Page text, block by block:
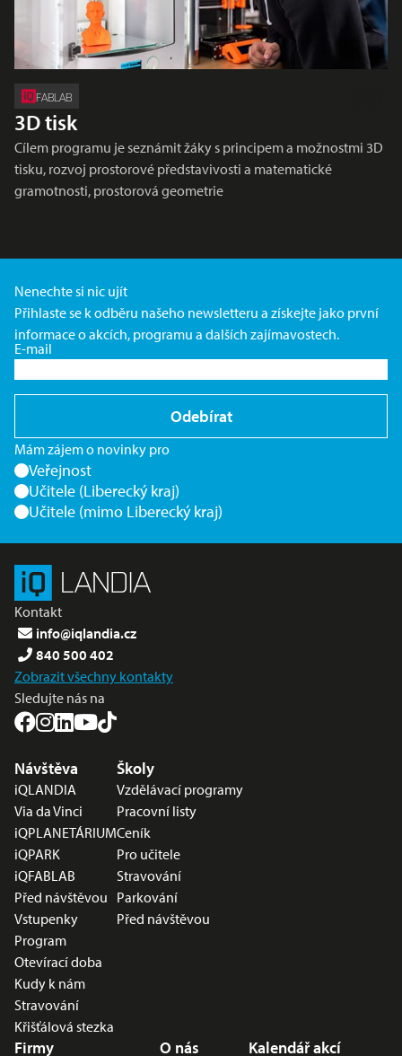
FABLAB
3D tisk
Cílem programu je seznámit žáky s principem a možnostmi 3D
tisku, rozvoj prostorové představivosti a matematické
gramotnosti, prostorová geometrie
Nenechte si nic ujít
Přihlaste se k odběru našeho newsletteru a získejte jako první
informace o akcích, programu a dalších zajímavostech.
E-mail
Odebírat
Mám zájem o novinky pro
Veřejnost
Učitele (Liberecký kraj)
Učitele (mimo Liberecký kraj)
Kontakt
info@iqlandia.cz
840 500 402
Zobrazit všechny kontakty
Sledujte nás na
Nabídka v zápatí
Návštěva
iQLANDIA
Via da Vinci
iQPLANETÁRIUM
iQPARK
iQFABLAB
Před návštěvou
Vstupenky
Program
Otevírací doba
Kudy k nám
Stravování
Křišťálová stezka
Školy
Vzdělávací programy
Pracovní listy
Ceník
Pro učitele
Stravování
Parkování
Před návštěvou
Firmy O nás Kalendář akcí